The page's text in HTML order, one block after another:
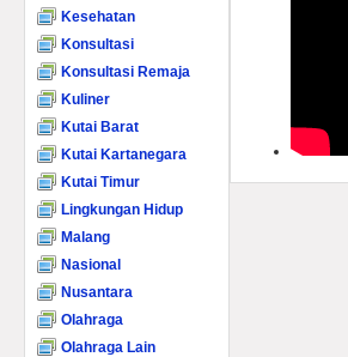
Kesehatan
Konsultasi
Konsultasi Remaja
Kuliner
Kutai Barat
Kutai Kartanegara
Kutai Timur
Lingkungan Hidup
Malang
Nasional
Nusantara
Olahraga
Olahraga Lain